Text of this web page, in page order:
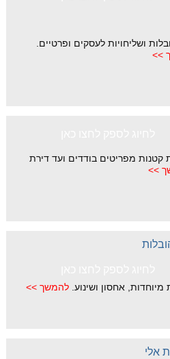
ושליחויות לעסקים ופרטיים.
>>
מפריטים בודדים ועד דירת
>>
אחסון ושינוע. להמשך >>
אלי